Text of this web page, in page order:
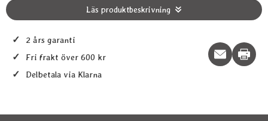
Läs produktbeskrivning
✓ 2 års garanti
✓ Fri frakt över 600 kr
✓ Delbetala via Klarna
Print